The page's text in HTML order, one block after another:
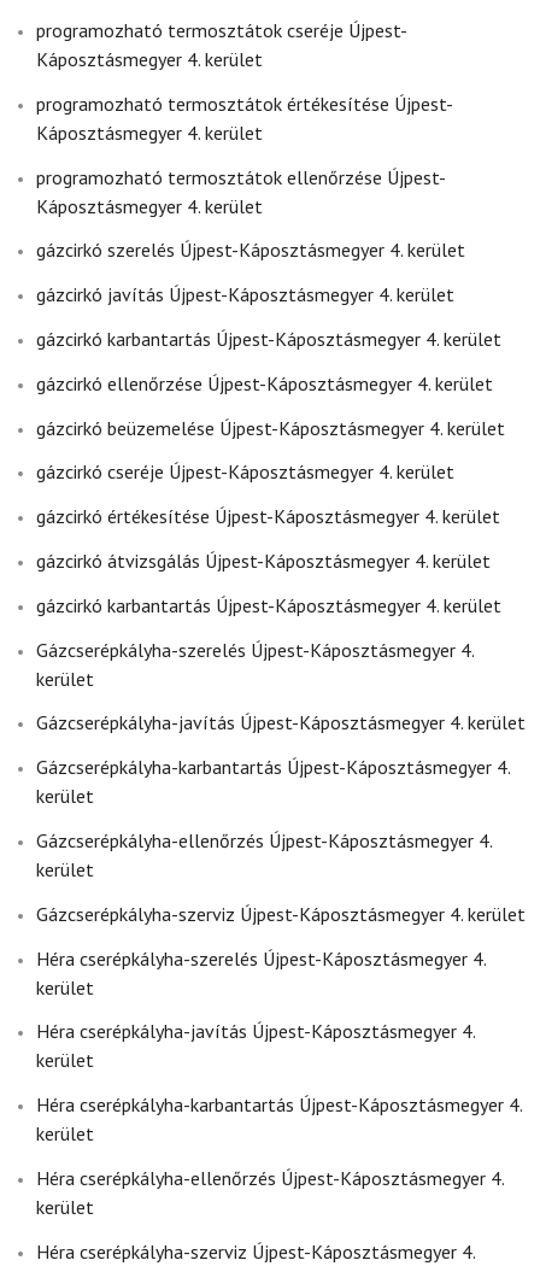
programozható termosztátok cseréje Újpest-
Káposztásmegyer 4. kerület
programozható termosztátok értékesítése Újpest-
Káposztásmegyer 4. kerület
programozható termosztátok ellenőrzése Újpest-
Káposztásmegyer 4. kerület
gázcirkó szerelés Újpest-Káposztásmegyer 4. kerület
gázcirkó javítás Újpest-Káposztásmegyer 4. kerület
gázcirkó karbantartás Újpest-Káposztásmegyer 4. kerület
gázcirkó ellenőrzése Újpest-Káposztásmegyer 4. kerület
gázcirkó beüzemelése Újpest-Káposztásmegyer 4. kerület
gázcirkó cseréje Újpest-Káposztásmegyer 4. kerület
gázcirkó értékesítése Újpest-Káposztásmegyer 4. kerület
gázcirkó átvizsgálás Újpest-Káposztásmegyer 4. kerület
gázcirkó karbantartás Újpest-Káposztásmegyer 4. kerület
Gázcserépkályha-szerelés Újpest-Káposztásmegyer 4.
kerület
Gázcserépkályha-javítás Újpest-Káposztásmegyer 4. kerület
Gázcserépkályha-karbantartás Újpest-Káposztásmegyer 4.
kerület
Gázcserépkályha-ellenőrzés Újpest-Káposztásmegyer 4.
kerület
Gázcserépkályha-szerviz Újpest-Káposztásmegyer 4. kerület
Héra cserépkályha-szerelés Újpest-Káposztásmegyer 4.
kerület
Héra cserépkályha-javítás Újpest-Káposztásmegyer 4.
kerület
Héra cserépkályha-karbantartás Újpest-Káposztásmegyer 4.
kerület
Héra cserépkályha-ellenőrzés Újpest-Káposztásmegyer 4.
kerület
Héra cserépkályha-szerviz Újpest-Káposztásmegyer 4.